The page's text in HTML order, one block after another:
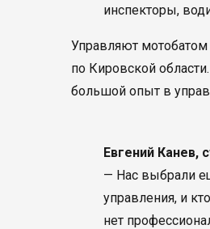
инспекторы,
Управляют
по Кировской
большой опыт в
Евгений Канев,
— Нас выбрали
управления, и
нет